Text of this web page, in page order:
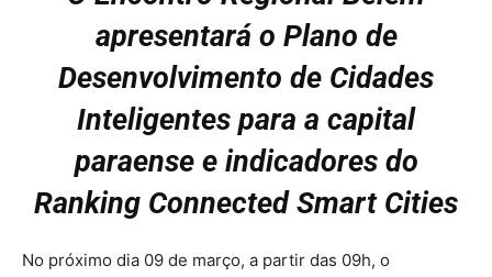
apresentará o Plano de
Desenvolvimento de Cidades
Inteligentes para a capital
paraense e indicadores do
Ranking Connected Smart Cities
No próximo dia 09 de março, a partir das 09h, o